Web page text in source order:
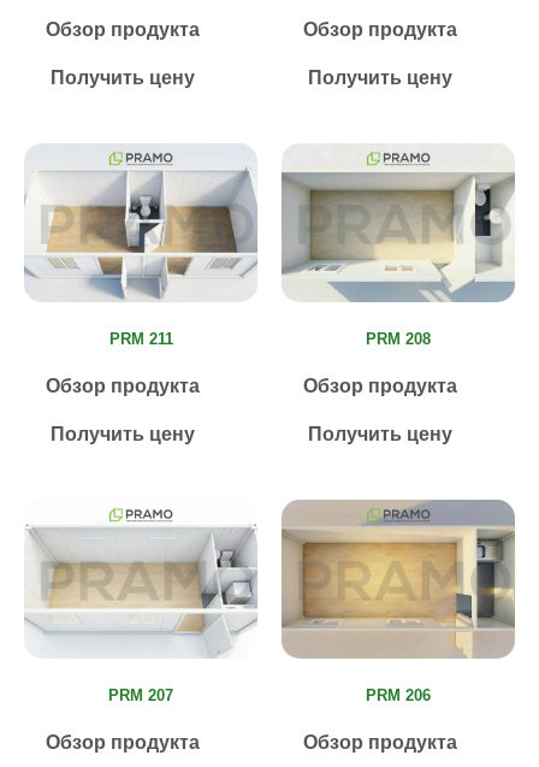
Обзор продукта
Получить цену
Обзор продукта
Получить цену
PRM 211
Обзор продукта
Получить цену
PRM 208
Обзор продукта
Получить цену
PRM 207
Обзор продукта
PRM 206
Обзор продукта